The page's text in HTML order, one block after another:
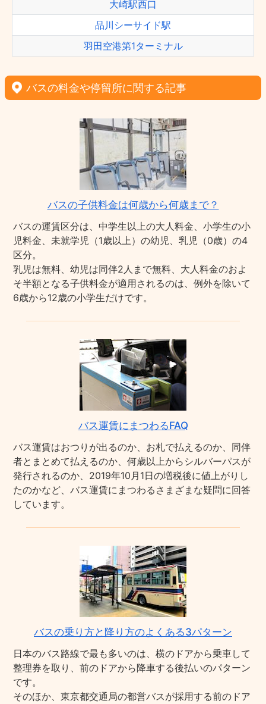
大崎駅西口
品川シーサイド駅
羽田空港第1ターミナル
バスの料金や停留所に関する記事
バスの子供料金は何歳から何歳まで？
バスの運賃区分は、中学生以上の大人料金、小学生の小
児料金、未就学児（1歳以上）の幼児、乳児（0歳）の4
区分。
乳児は無料、幼児は同伴2人まで無料、大人料金のおよ
そ半額となる子供料金が適用されるのは、例外を除いて
6歳から12歳の小学生だけです。
バス運賃にまつわるFAQ
バス運賃はおつりが出るのか、お札で払えるのか、同伴
者とまとめて払えるのか、何歳以上からシルバーパスが
発行されるのか、2019年10月1日の増税後に値上がりし
たのかなど、バス運賃にまつわるさまざまな疑問に回答
しています。
バスの乗り方と降り方のよくある3パターン
日本のバス路線で最も多いのは、横のドアから乗車して
整理券を取り、前のドアから降車する後払いのパターン
です。
そのほか、東京都交通局の都営バスが採用する前のドア